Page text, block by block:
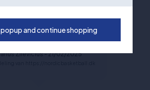
Zilevicius - 21/02/2025
and continue shopping